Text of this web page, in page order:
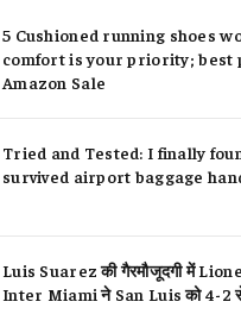
5 Cushioned running shoes
comfort is your priority; best
Amazon Sale
Tried and Tested: I finally
survived airport baggage
Luis Suarez की गैरमौजूदगी में
Inter Miami ने San Luis को 4-2 से